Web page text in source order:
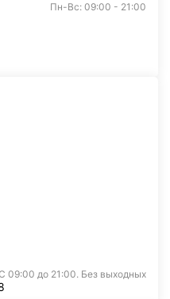
Пн-Вс: 09:00 - 21:00
09:00 до 21:00. Без выходных